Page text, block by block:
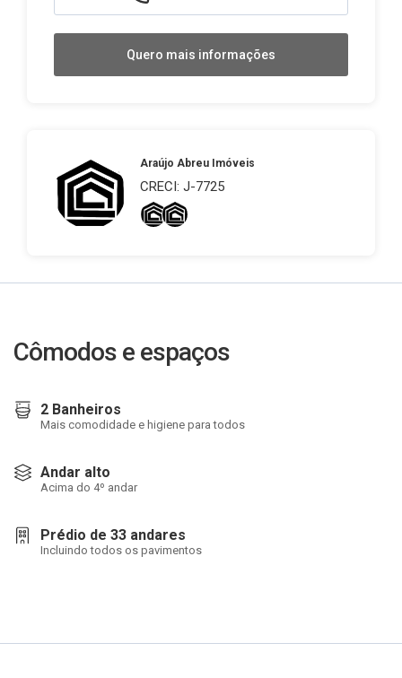
Quero mais informações
Araújo Abreu Imóveis
CRECI: J-7725
Cômodos e espaços
2 Banheiros
Mais comodidade e higiene para todos
Andar alto
Acima do 4º andar
Prédio de 33 andares
Incluindo todos os pavimentos